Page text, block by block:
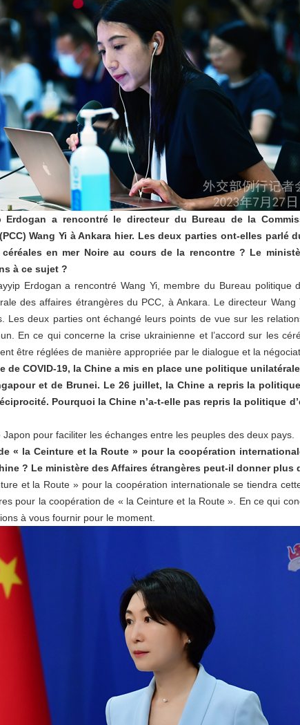
a rencontré le directeur du Bureau de la
Wang Yi à Ankara hier. Les deux parties ont-elles parlé
en mer Noire au cours de la rencontre ? Le
à ce sujet ?
Erdogan a rencontré Wang Yi, membre du Bureau politique
des affaires étrangères du PCC, à Ankara. Le directeur Wang
Les deux parties ont échangé leurs points de vue sur les
En ce qui concerne la crise ukrainienne et l’accord sur les
être réglées de manière appropriée par le dialogue et la
de COVID-19, la Chine a mis en place une politique
et de Brunei. Le 26 juillet, la Chine a repris la
Pourquoi la Chine n’a-t-elle pas repris la politique
pour faciliter les échanges entre les peuples des deux pays.
« la Ceinture et la Route » pour la coopération
? Le ministère des Affaires étrangères peut-il donner plus
et la Route » pour la coopération internationale se tiendra
pour la coopération de « la Ceinture et la Route ». En ce qui
à vous fournir pour le moment.